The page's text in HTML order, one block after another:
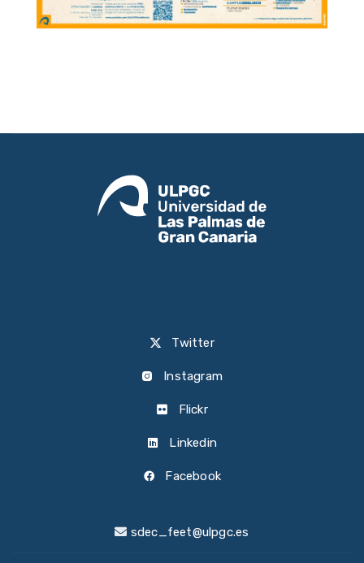
Twitter
Instagram
Flickr
Linkedin
Facebook
sdec_feet@ulpgc.es